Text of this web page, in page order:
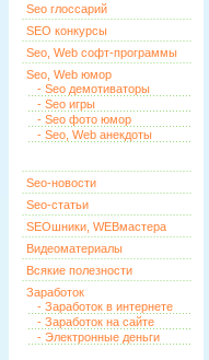
Seo глоссарий
SEO конкурсы
Seo, Web софт-программы
Seo, Web юмор
- Seo демотиваторы
- Seo игры
- Seo фото юмор
- Seo, Web анекдоты
Seo-новости
Seo-статьи
SEOшники, WEBмастера
Видеоматериалы
Всякие полезности
Заработок
- Заработок в интернете
- Заработок на сайте
- Электронные деньги